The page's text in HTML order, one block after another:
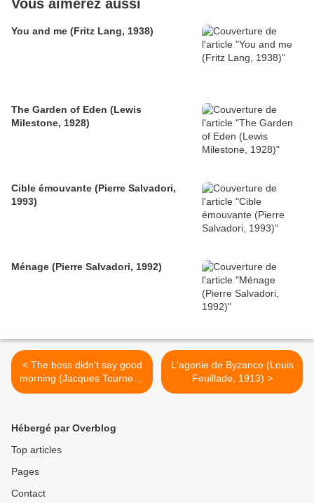
Vous aimerez aussi
You and me (Fritz Lang, 1938)
The Garden of Eden (Lewis
Milestone, 1928)
Cible émouvante (Pierre Salvadori,
1993)
Ménage (Pierre Salvadori, 1992)
< The boss didn't say good
morning (Jacques Tourneur,
1937)
L'agonie de Byzance (Louis
Feuillade, 1913) >
Hébergé par Overblog
Top articles
Pages
Contact